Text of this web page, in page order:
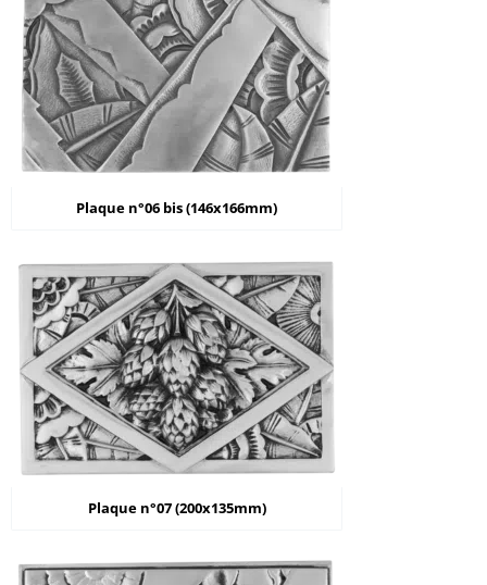
Plaque n°06 bis (146x166mm)
Plaque n°07 (200x135mm)